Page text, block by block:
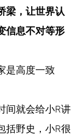
梁，让世界认
信息不对等形
是高度一致
间就会给小R讲
括野史，小R很